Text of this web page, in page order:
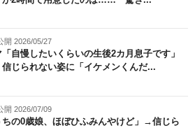
開 2026/05/27
「自慢したいくらいの生後2カ月息子です」
じられない姿に「イケメンくんだ...
開 2026/07/09
ちの0歳娘、ほぼひふみんやけど」→信じら